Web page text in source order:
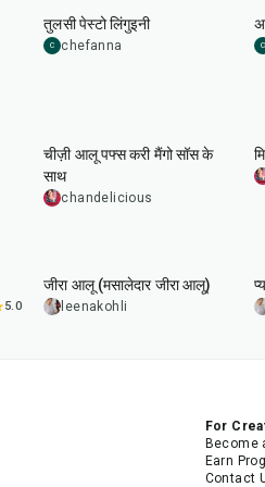
तुलसी पेस्टो लिंगुइनी
C chefanna C
चीज़ी आलू पफ्स करी मैंगो सॉस के
साथ
chandelicious
5.0
जीरा आलू (मसालेदार जीरा आलू)
leenakohli
For
Become
Earn
Contact